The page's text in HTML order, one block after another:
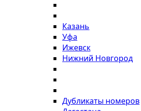
Казань
Уфа
Ижевск
Нижний Новгород
Дубликаты номеров